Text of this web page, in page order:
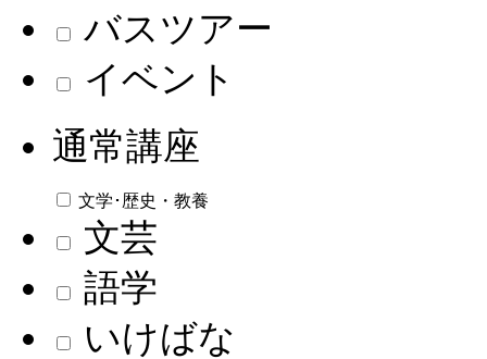
バスツアー
イベント
通常講座
文学･歴史・教養
文芸
語学
いけばな